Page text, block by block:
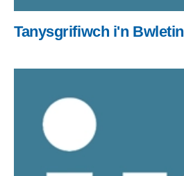
Tanysgrifiwch i'n Bwletin